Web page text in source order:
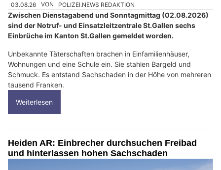
03.08.26 VON POLIZEI.NEWS REDAKTION
Zwischen Dienstagabend und Sonntagmittag (02.08.2026)
sind der Notruf- und Einsatzleitzentrale St.Gallen sechs
Einbrüche im Kanton St.Gallen gemeldet worden.
Unbekannte Täterschaften brachen in Einfamilienhäuser,
Wohnungen und eine Schule ein. Sie stahlen Bargeld und
Schmuck. Es entstand Sachschaden in der Höhe von mehreren
tausend Franken.
Weiterlesen
Heiden AR: Einbrecher durchsuchen Freibad
und hinterlassen hohen Sachschaden